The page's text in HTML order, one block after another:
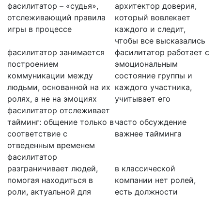
фасилитатор – «судья»,
отслеживающий правила
игры в процессе
архитектор доверия,
который вовлекает
каждого и следит,
чтобы все высказались
фасилитатор занимается
построением
коммуникации между
людьми, основанной на их
ролях, а не на эмоциях
фасилитатор работает с
эмоциональным
состояние группы и
каждого участника,
учитывает его
фасилитатор отслеживает
тайминг: общение только в
соответствие с
отведенным временем
часто обсуждение
важнее тайминга
фасилитатор
разграничивает людей,
помогая находиться в
роли, актуальной для
в классической
компании нет ролей,
есть должности